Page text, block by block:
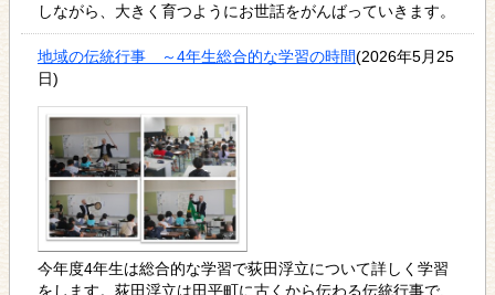
しながら、大きく育つようにお世話をがんばっていきます。
地域の伝統行事 ～4年生総合的な学習の時間(2026年5月25
日)
今年度4年生は総合的な学習で荻田浮立について詳しく学習
をします。荻田浮立は田平町に古くから伝わる伝統行事で、